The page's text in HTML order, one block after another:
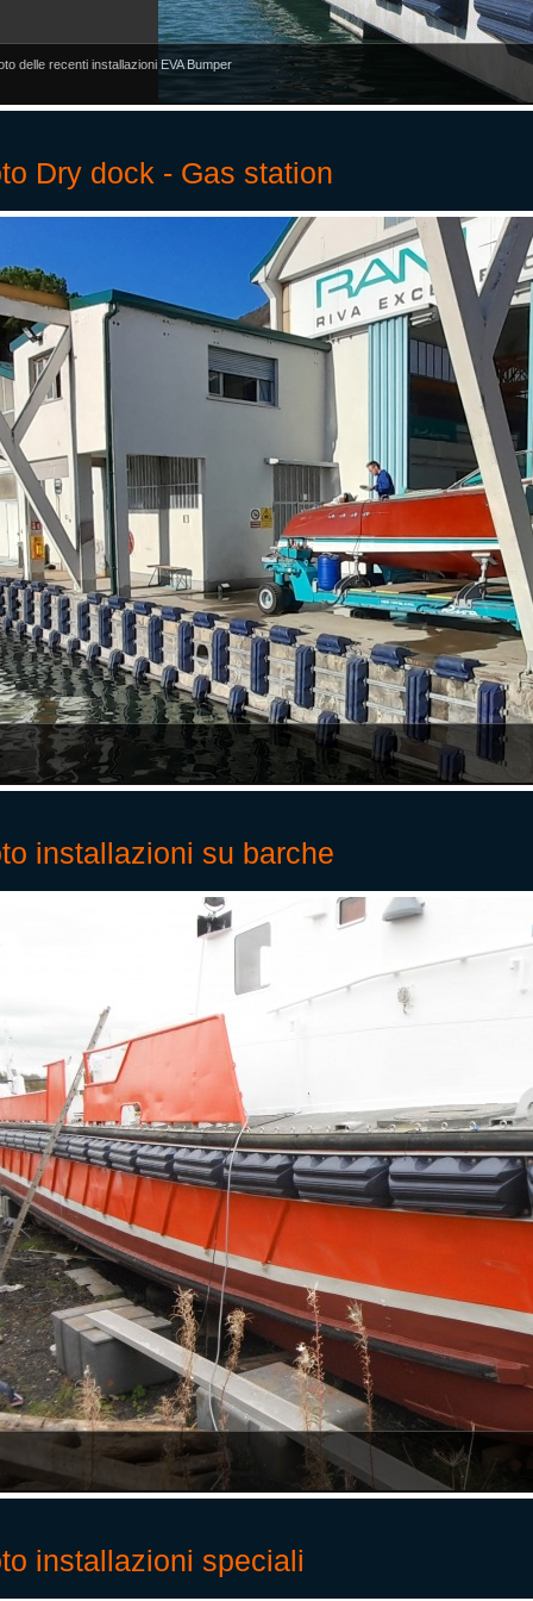
delle recenti installazioni EVA Bumper
Dry dock - Gas station
installazioni su barche
installazioni speciali